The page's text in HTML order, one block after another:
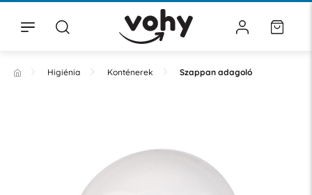
Higiénia Konténerek Szappan adagoló